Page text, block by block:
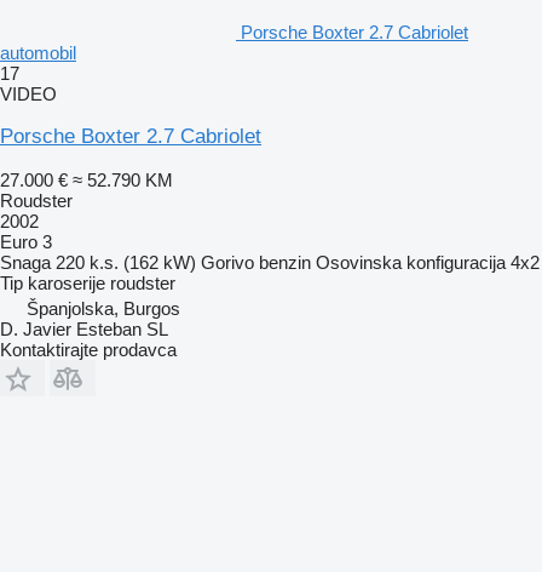
Porsche Boxter 2.7 Cabriolet
automobil
17
VIDEO
Porsche Boxter 2.7 Cabriolet
27.000 € ≈ 52.790 KM
Roudster
2002
Euro 3
Snaga 220 k.s. (162 kW) Gorivo benzin Osovinska konfiguracija 4x2
Tip karoserije roudster
Španjolska, Burgos
D. Javier Esteban SL
Kontaktirajte prodavca